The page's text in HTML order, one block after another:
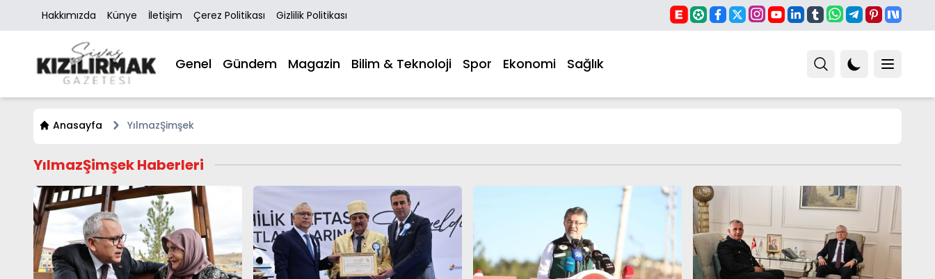
Hakkımızda Künye İletişim Çerez Politikası Gizlilik Politikası
Genel Gündem Magazin Bilim & Teknoloji Spor Ekonomi Sağlık
Anasayfa YılmazŞimşek
YılmazŞimşek Haberleri